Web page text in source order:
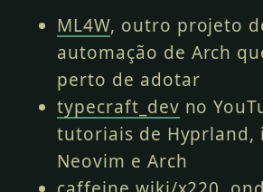
ML4W, outro projeto
automação de Arch
perto de adotar
typecraft_dev no
tutoriais de Hyprland,
Neovim e Arch